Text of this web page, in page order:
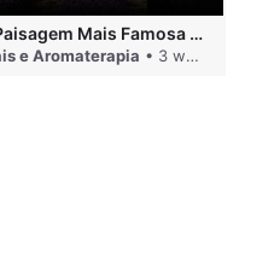
QUINARÍ - Sénanque, a Paisagem Mais Famosa da Aromaterapia
e Aromaterapia • 3 weeks ago